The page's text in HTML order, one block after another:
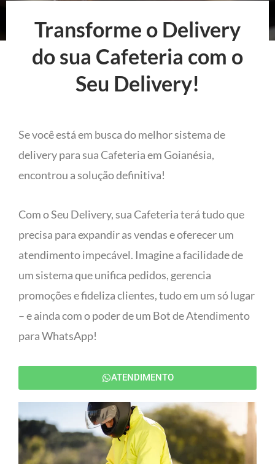
Transforme o Delivery
do sua Cafeteria com o
Seu Delivery!
Se você está em busca do melhor sistema de
delivery para sua Cafeteria em Goianésia,
encontrou a solução definitiva!
Com o Seu Delivery, sua Cafeteria terá tudo que
precisa para expandir as vendas e oferecer um
atendimento impecável. Imagine a facilidade de
um sistema que unifica pedidos, gerencia
promoções e fideliza clientes, tudo em um só lugar
– e ainda com o poder de um Bot de Atendimento
para WhatsApp!
ATENDIMENTO